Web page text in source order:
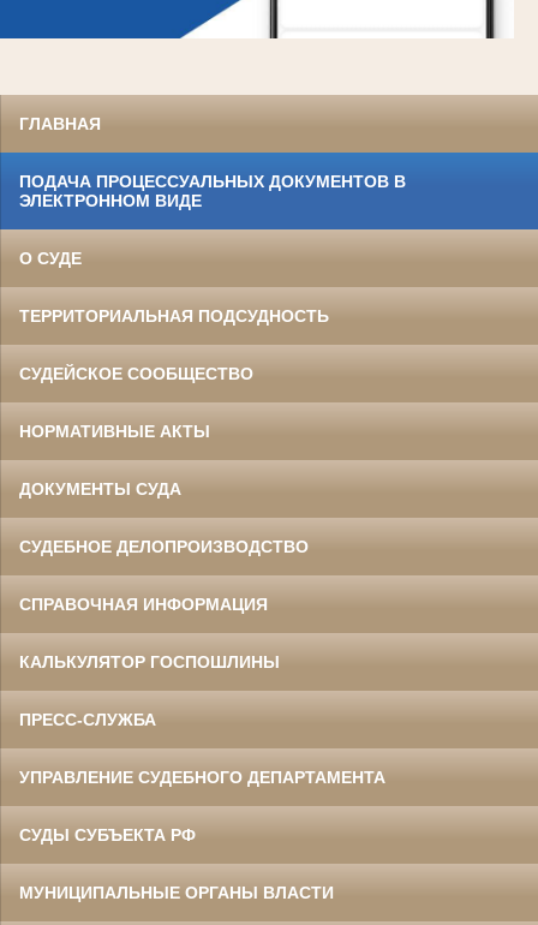
ГЛАВНАЯ
ПОДАЧА ПРОЦЕССУАЛЬНЫХ ДОКУМЕНТОВ В
ЭЛЕКТРОННОМ ВИДЕ
О СУДЕ
ТЕРРИТОРИАЛЬНАЯ ПОДСУДНОСТЬ
СУДЕЙСКОЕ СООБЩЕСТВО
НОРМАТИВНЫЕ АКТЫ
ДОКУМЕНТЫ СУДА
СУДЕБНОЕ ДЕЛОПРОИЗВОДСТВО
СПРАВОЧНАЯ ИНФОРМАЦИЯ
КАЛЬКУЛЯТОР ГОСПОШЛИНЫ
ПРЕСС-СЛУЖБА
УПРАВЛЕНИЕ СУДЕБНОГО ДЕПАРТАМЕНТА
СУДЫ СУБЪЕКТА РФ
МУНИЦИПАЛЬНЫЕ ОРГАНЫ ВЛАСТИ